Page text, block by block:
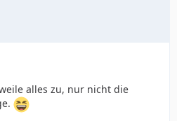
alles zu, nur nicht die